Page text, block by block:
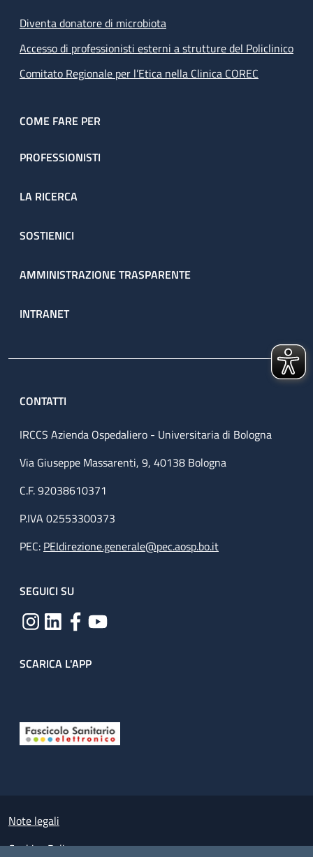
Diventa donatore di microbiota
Accesso di professionisti esterni a strutture del Policlinico
Comitato Regionale per l’Etica nella Clinica COREC
COME FARE PER
PROFESSIONISTI
LA RICERCA
SOSTIENICI
AMMINISTRAZIONE TRASPARENTE
INTRANET
CONTATTI
IRCCS Azienda Ospedaliero - Universitaria di Bologna
Via Giuseppe Massarenti, 9, 40138 Bologna
C.F. 92038610371
P.IVA 02553300373
PEC: PEIdirezione.generale@pec.aosp.bo.it
SEGUICI SU
SCARICA L'APP
Small prints
Note legali
Cookies Policy